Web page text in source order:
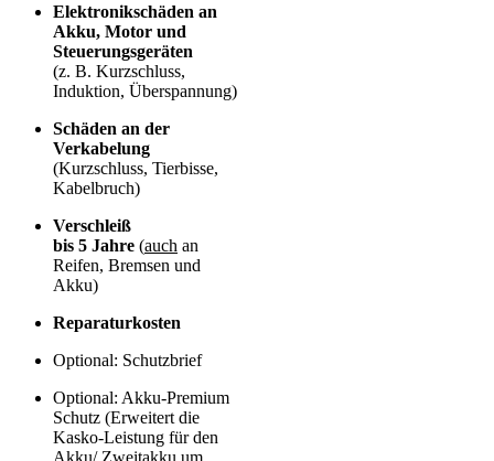
Elektronikschäden an
Akku, Motor und
Steuerungsgeräten
(z. B. Kurzschluss,
Induktion, Überspannung)
Schäden an der
Verkabelung
(Kurzschluss, Tierbisse,
Kabelbruch)
Verschleiß
bis 5 Jahre (auch an
Reifen, Bremsen und
Akku)
Reparaturkosten
Optional: Schutzbrief
Optional: Akku-Premium
Schutz (Erweitert die
Kasko-Leistung für den
Akku/ Zweitakku um